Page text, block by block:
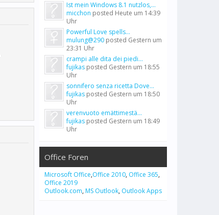
Ist mein Windows 8.1 nutzlos,...
micchon posted Heute um 14:39
Uhr
Powerful Love spells...
mulung@290 posted Gestern um
23:31 Uhr
crampi alle dita dei piedi...
fujikas posted Gestern um 18:55
Uhr
sonnifero senza ricetta Dove...
fujikas posted Gestern um 18:50
Uhr
verenvuoto emättimestä...
fujikas posted Gestern um 18:49
Uhr
Office Foren
Microsoft Office,Office 2010, Office 365,
Office 2019
Outlook.com, MS Outlook, Outlook Apps